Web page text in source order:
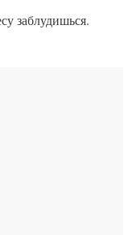
заблудишься.